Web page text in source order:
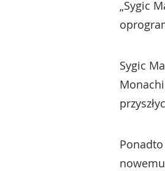
„Sygic
Sygic